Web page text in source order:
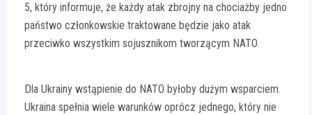
5, który informuje, że każdy atak zbrojny na chociażby jedno
państwo członkowskie traktowane będzie jako atak
przeciwko wszystkim sojusznikom tworzącym NATO.
Dla Ukrainy wstąpienie do NATO byłoby dużym wsparciem.
Ukraina spełnia wiele warunków oprócz jednego, który nie